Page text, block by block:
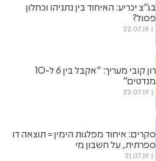
בג"צ יכריע: האיחוד בין נתניהו וכחלון
פסול?
22.07.19
רון קובי מעריך: "אקבל בין 6 ל-10
מנדטים"
22.07.19
סקרים: איחוד מפלגות הימין = תוצאה דו
ספרתית, על חשבון מי
21.07.19